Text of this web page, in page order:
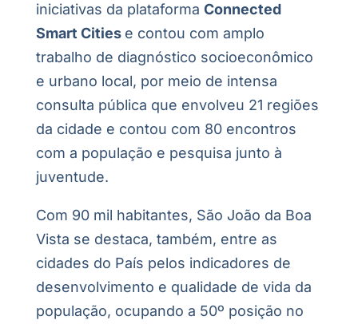
iniciativas da plataforma Connected
Smart Cities e contou com amplo
trabalho de diagnóstico socioeconômico
e urbano local, por meio de intensa
consulta pública que envolveu 21 regiões
da cidade e contou com 80 encontros
com a população e pesquisa junto à
juventude.
Com 90 mil habitantes, São João da Boa
Vista se destaca, também, entre as
cidades do País pelos indicadores de
desenvolvimento e qualidade de vida da
população, ocupando a 50º posição no